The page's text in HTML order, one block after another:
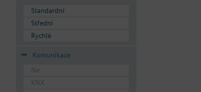
Standardní
Střední
Rychlé
Komunikace
Ne
KNX